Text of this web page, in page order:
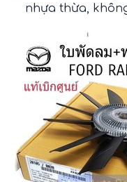
nhựa thừa,